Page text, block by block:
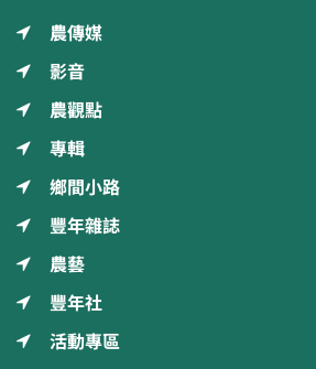
農傳媒
影音
農觀點
專輯
鄉間小路
豐年雜誌
農藝
豐年社
活動專區